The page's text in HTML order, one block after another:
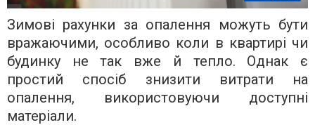
Зимові рахунки за опалення можуть бути
вражаючими, особливо коли в квартирі чи
будинку не так вже й тепло. Однак є
простий спосіб знизити витрати на
опалення, використовуючи доступні
матеріали.